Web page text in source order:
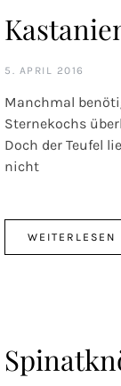
5. APRIL 2016
Manchmal
Sternekochs
Doch der Teufel
nicht
WEITERLESEN